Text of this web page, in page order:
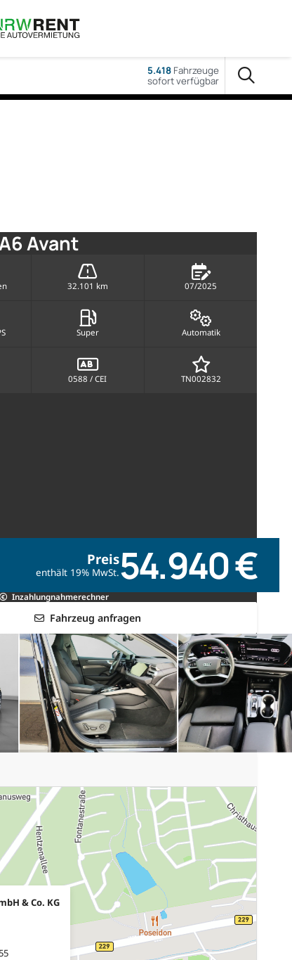
5.418Fahrzeuge
sofort verfügbar
Avant
32.101 km 07/2025
Super Automatik
0588 / CEI TN002832
Preis
enthält 19% MwSt.54.940 €
Inzahlungnahmerechner
Fahrzeug anfragen
& Co. KG